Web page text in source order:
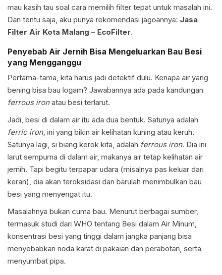
mau kasih tau soal cara memilih filter tepat untuk masalah ini.
Dan tentu saja, aku punya rekomendasi jagoannya: Jasa
Filter Air Kota Malang – EcoFilter.
Penyebab Air Jernih Bisa Mengeluarkan Bau Besi
yang Mengganggu
Pertama-tama, kita harus jadi detektif dulu. Kenapa air yang
bening bisa bau logam? Jawabannya ada pada kandungan
ferrous iron atau besi terlarut.
Jadi, besi di dalam air itu ada dua bentuk. Satunya adalah
ferric iron, ini yang bikin air kelihatan kuning atau keruh.
Satunya lagi, si biang kerok kita, adalah ferrous iron. Dia ini
larut sempurna di dalam air, makanya air tetap kelihatan air
jernih. Tapi begitu terpapar udara (misalnya pas keluar dari
keran), dia akan teroksidasi dan barulah menimbulkan bau
besi yang menyengat itu.
Masalahnya bukan cuma bau. Menurut berbagai sumber,
termasuk studi dari WHO tentang Besi dalam Air Minum,
konsentrasi besi yang tinggi dalam jangka panjang bisa
menyebabkan noda karat di pakaian dan perabotan, serta
menyumbat pipa.